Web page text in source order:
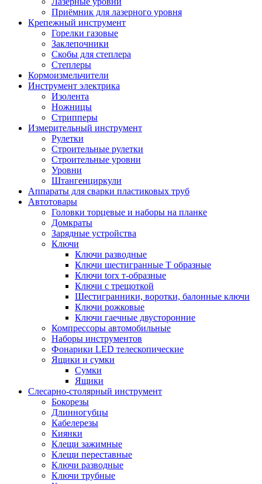
Приёмник для лазерного уровня
Крепежный инструмент
Горелки газовые
Заклепочники
Скобы для степлера
Степлеры
Кормоизмельчители
Инструмент электрика
Изолента
Ножницы
Стрипперы
Измерительный инструмент
Рулетки
Строительные рулетки
Строительные уровни
Уровни
Штангенциркули
Аппараты для сварки пластиковых труб
Автотовары
Головки торцевые и наборы на планке
Домкраты
Зарядные устройства
Ключи
Ключи разводные
Ключи шестигранные Т образные
Ключи torx т-образные
Ключи с трещоткой
Шестигранники, воротки, балонные ключи
Ключи рожковые
Ключи гаечные двусторонние
Компрессоры автомобильные
Наборы инструментов
Фонарики LED телескопические
Ящики и сумки
Сумки
Ящики
Cлесарно-столярный инструмент
Бокорезы
Длинногубцы
Кабелерезы
Киянки
Клещи зажимные
Клещи переставные
Ключи разводные
Ключи трубные